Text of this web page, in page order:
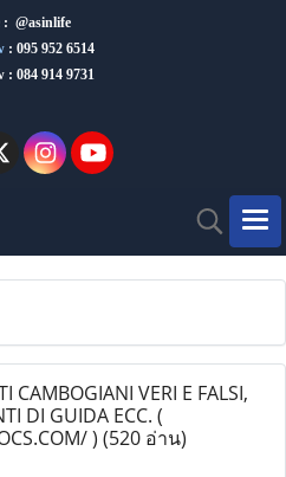
: @asinlife
: 095 952 6514
: 084 914 9731
CAMBOGIANI VERI E FALSI,
DI GUIDA ECC. (
) (520 อ่าน)